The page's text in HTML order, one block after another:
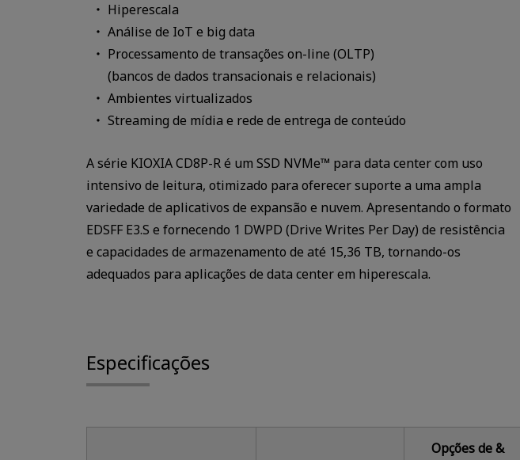
Hiperescala
Análise de IoT e big data
Processamento de transações on-line (OLTP)
(bancos de dados transacionais e relacionais)
Ambientes virtualizados
Streaming de mídia e rede de entrega de conteúdo
A série KIOXIA CD8P-R é um SSD NVMe™ para data center com uso
intensivo de leitura, otimizado para oferecer suporte a uma ampla
variedade de aplicativos de expansão e nuvem. Apresentando o formato
EDSFF E3.S e fornecendo 1 DWPD (Drive Writes Per Day) de resistência
e capacidades de armazenamento de até 15,36 TB, tornando-os
adequados para aplicações de data center em hiperescala.
Especificações
Opções de &